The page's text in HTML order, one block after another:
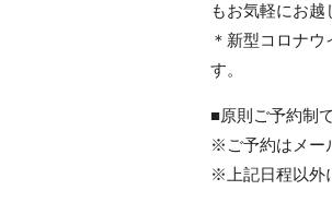
もお気軽にお越
＊新型コロナ
す。
■原則ご予約制で
※ご予約はメー
※上記日程以外